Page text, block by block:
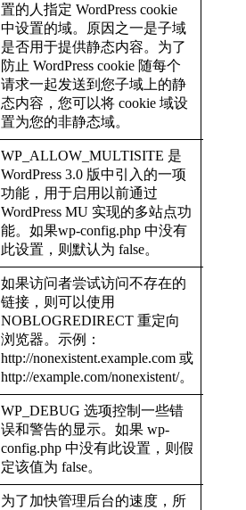
置的人指定 WordPress cookie
中设置的域。原因之一是子域
是否用于提供静态内容。为了
防止 WordPress cookie 随每个
请求一起发送到您子域上的静
态内容，您可以将 cookie 域设
置为您的非静态域。
WP_ALLOW_MULTISITE 是
WordPress 3.0 版中引入的一项
功能，用于启用以前通过
WordPress MU 实现的多站点功
能。如果wp-config.php 中没有
此设置，则默认为 false。
如果访问者尝试访问不存在的
链接，则可以使用
NOBLOGREDIRECT 重定向
浏览器。示例：
http://nonexistent.example.com 或
http://example.com/nonexistent/。
WP_DEBUG 选项控制一些错
误和警告的显示。如果 wp-
config.php 中没有此设置，则假
定该值为 false。
为了加快管理后台的速度，所